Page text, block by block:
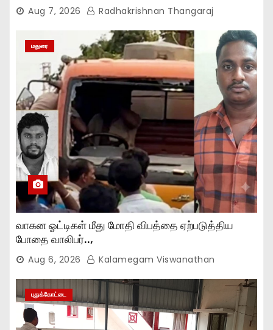
Aug 7, 2026 Radhakrishnan Thangaraj
மதுரை
வாகன ஓட்டிகள் மீது மோதி விபத்தை ஏற்படுத்திய
போதை வாலிபர்..,
Aug 6, 2026 Kalamegam Viswanathan
புதுக்கோட்டை